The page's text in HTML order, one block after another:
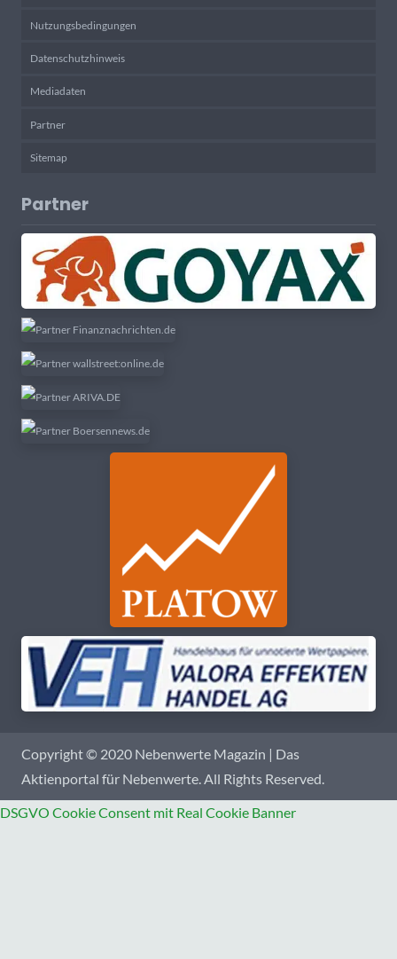
Nutzungsbedingungen
Datenschutzhinweis
Mediadaten
Partner
Sitemap
Partner
Copyright © 2020 Nebenwerte Magazin | Das
Aktienportal für Nebenwerte. All Rights Reserved.
DSGVO Cookie Consent mit Real Cookie Banner